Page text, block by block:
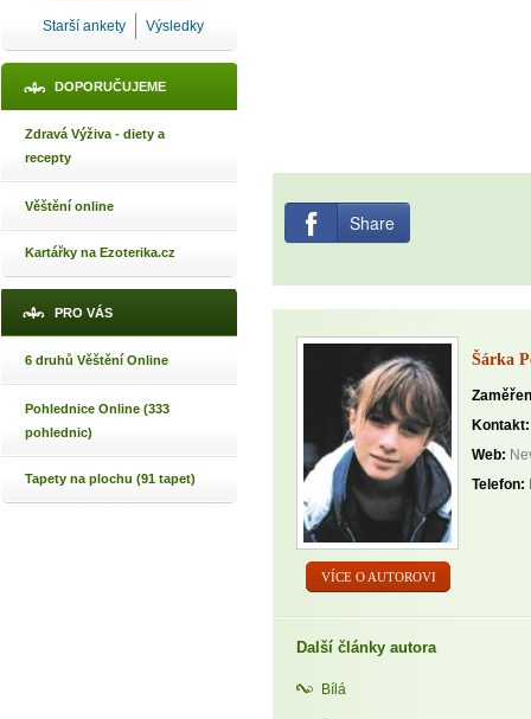
Starší ankety Výsledky
DOPORUČUJEME
Zdravá Výživa - diety a
recepty
Věštění online
Kartářky na Ezoterika.cz
PRO VÁS
6 druhů Věštění Online
Pohlednice Online (333
pohlednic)
Tapety na plochu (91 tapet)
Share
VÍCE O AUTOROVI
Šárka
Kontakt:
Web:
Telefon:
Další články autora
Bílá